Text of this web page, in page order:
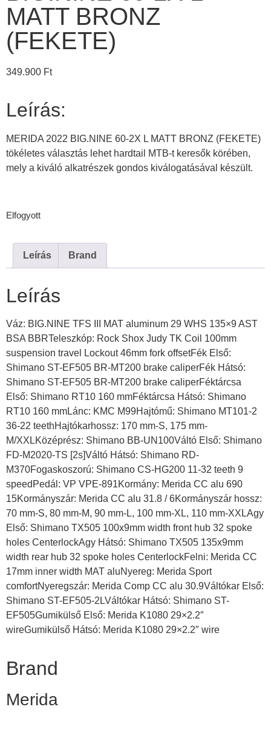
MATT BRONZ
(FEKETE)
349.900 Ft
Leírás:
MERIDA 2022 BIG.NINE 60-2X L MATT BRONZ (FEKETE)
tökéletes választás lehet hardtail MTB-t keresők körében,
mely a kiváló alkatrészek gondos kiválogatásával készült.
Elfogyott
Leírás Brand
Leírás
Váz: BIG.NINE TFS III MAT aluminum 29 WHS 135×9 AST
BSA BBRTeleszkóp: Rock Shox Judy TK Coil 100mm
suspension travel Lockout 46mm fork offsetFék Első:
Shimano ST-EF505 BR-MT200 brake caliperFék Hátsó:
Shimano ST-EF505 BR-MT200 brake caliperFéktárcsa
Első: Shimano RT10 160 mmFéktárcsa Hátsó: Shimano
RT10 160 mmLánc: KMC M99Hajtómű: Shimano MT101-2
36-22 teethHajtókarhossz: 170 mm-S, 175 mm-
M/XXLKözéprész: Shimano BB-UN100Váltó Első: Shimano
FD-M2020-TS [2s]Váltó Hátsó: Shimano RD-
M370Fogaskoszorú: Shimano CS-HG200 11-32 teeth 9
speedPedál: VP VPE-891Kormány: Merida CC alu 690
15Kormányszár: Merida CC alu 31.8 / 6Kormányszár hossz:
70 mm-S, 80 mm-M, 90 mm-L, 100 mm-XL, 110 mm-XXLAgy
Első: Shimano TX505 100x9mm width front hub 32 spoke
holes CenterlockAgy Hátsó: Shimano TX505 135x9mm
width rear hub 32 spoke holes CenterlockFelni: Merida CC
17mm inner width MAT aluNyereg: Merida Sport
comfortNyeregszár: Merida Comp CC alu 30.9Váltókar Első:
Shimano ST-EF505-2LVáltókar Hátsó: Shimano ST-
EF505Gumikülső Első: Merida K1080 29×2.2″
wireGumikülső Hátsó: Merida K1080 29×2.2″ wire
Brand
Merida